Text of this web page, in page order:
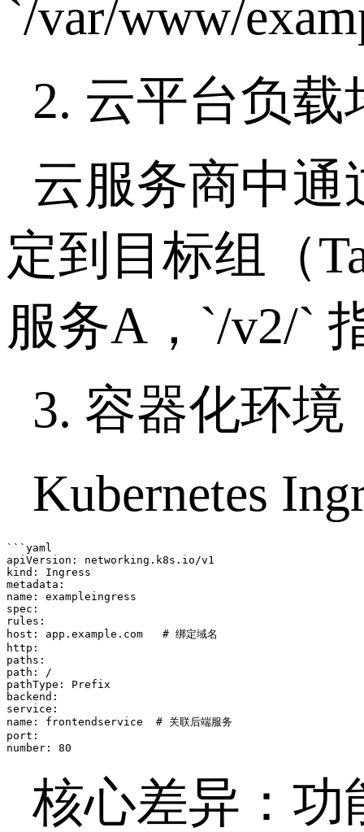
`/var/www/
2. 云平台负载
云服务商中
定到目标组（
服务A ， `/v2/`
3. 容器化环境
Kubernetes
```yaml
apiVersion: networking.k8s.io/v1
kind: Ingress
metadata:
name: exampleingress
spec:
rules:
host: app.example.com   # 绑定域名
http:
paths:
path: /
pathType: Prefix
backend:
service:
name: frontendservice  # 关联后端服务
port:
核心差异：功